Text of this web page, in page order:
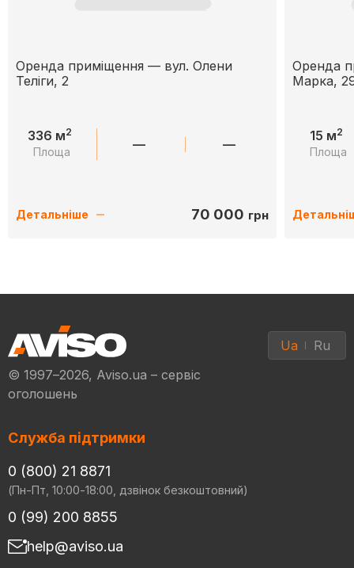
Оренда приміщення — вул. Олени
Теліги, 2
336 м2
Площа — —
Детальніше 70 000 грн
Оренда
Марка,
15 м2
Площа
© 1997–2026, Aviso.ua – сервіс
оголошень
Ua Ru
Служба підтримки
0 (800) 21 8871
(Пн-Пт, 10:00-18:00, дзвінок безкоштовний)
0 (99) 200 8855
help@aviso.ua